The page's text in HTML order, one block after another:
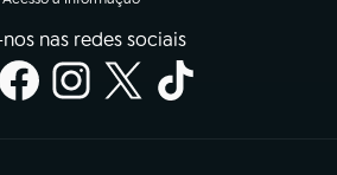
nas redes sociais